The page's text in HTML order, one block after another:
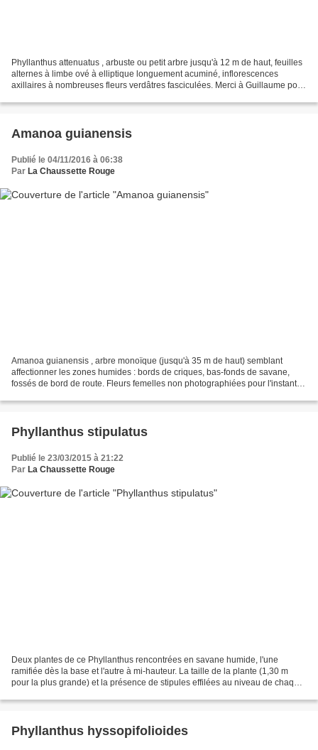
Phyllanthus attenuatus , arbuste ou petit arbre jusqu'à 12 m de haut, feuilles
alternes à limbe ové à elliptique longuement acuminé, inflorescences
axillaires à nombreuses fleurs verdâtres fasciculées. Merci à Guillaume pour
Amanoa guianensis
Publié le 04/11/2016 à 06:38
Par La Chaussette Rouge
Amanoa guianensis , arbre monoïque (jusqu'à 35 m de haut) semblant
affectionner les zones humides : bords de criques, bas-fonds de savane,
fossés de bord de route. Fleurs femelles non photographiées pour l'instant.
Phyllanthus stipulatus
Publié le 23/03/2015 à 21:22
Par La Chaussette Rouge
Deux plantes de ce Phyllanthus rencontrées en savane humide, l'une
ramifiée dès la base et l'autre à mi-hauteur. La taille de la plante (1,30 m
pour la plus grande) et la présence de stipules effilées au niveau de chaque
Phyllanthus hyssopifolioides